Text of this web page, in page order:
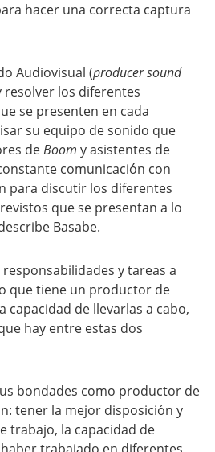
hacer una correcta captura
Audiovisual (producer sound
resolver los diferentes
se presenten en cada
su equipo de sonido que
deBoom y asistentes de
comunicación con
para discutir los diferentes
que se presentan a lo
Basabe.
y tareas a
que tiene un productor de
capacidad de llevarlas a cabo,
hay entre estas dos
bondades como productor de
tener la mejor disposición y
trabajo, la capacidad de